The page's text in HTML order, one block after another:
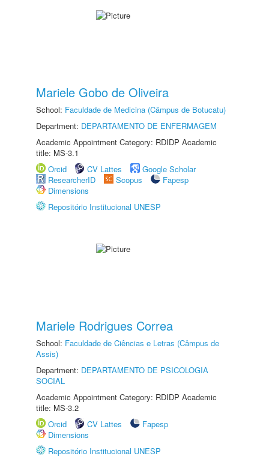
Mariele Gobo de Oliveira
School: Faculdade de Medicina (Câmpus de Botucatu)
Department: DEPARTAMENTO DE ENFERMAGEM
Academic Appointment Category: RDIDP Academic
title: MS-3.1
Orcid
CV Lattes
Google Scholar
ResearcherID
Scopus
Fapesp
Dimensions
Repositório Institucional UNESP
Mariele Rodrigues Correa
School: Faculdade de Ciências e Letras (Câmpus de
Assis)
Department: DEPARTAMENTO DE PSICOLOGIA
SOCIAL
Academic Appointment Category: RDIDP Academic
title: MS-3.2
Orcid
CV Lattes
Fapesp
Dimensions
Repositório Institucional UNESP